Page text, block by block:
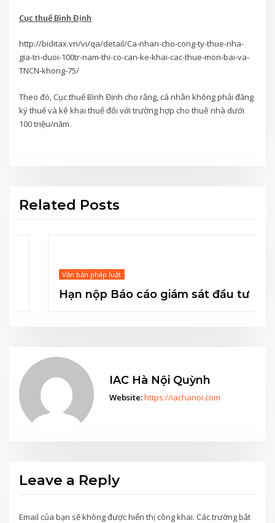
Cục thuế Bình Định
http://biditax.vn/vi/qa/detail/Ca-nhan-cho-cong-ty-thue-nha-
gia-tri-duoi-100tr-nam-thi-co-can-ke-khai-cac-thue-mon-bai-va-
TNCN-khong-75/
Theo đó, Cục thuế Bình Định cho rằng, cá nhân không phải đăng
ký thuế và kê khai thuế đối với trường hợp cho thuê nhà dưới
100 triệu/năm.
Related Posts
Văn bản pháp luật
Hạn nộp Báo cáo giám sát đầu tư
IAC Hà Nội Quỳnh
Website:https://iachanoi.com
Leave a Reply
Email của bạn sẽ không được hiển thị công khai. Các trường bắt